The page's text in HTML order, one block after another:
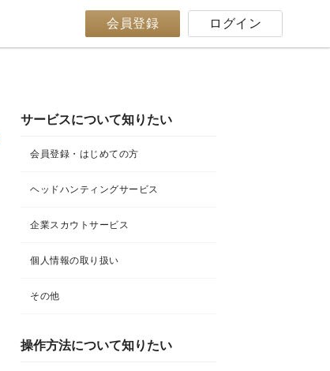
会員登録 ログイン
サービスについて知りたい
会員登録・はじめての方
ヘッドハンティングサービス
企業スカウトサービス
個人情報の取り扱い
その他
操作方法について知りたい